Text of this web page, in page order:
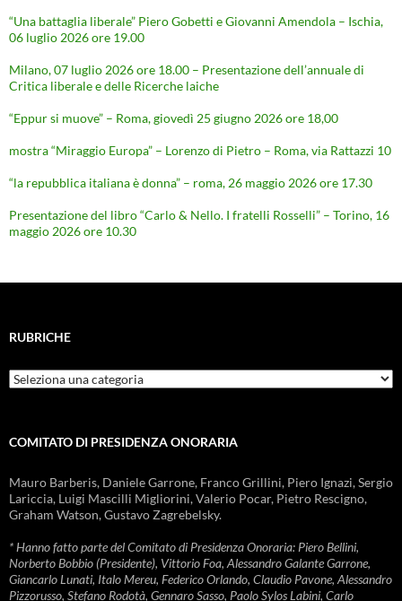
“Una battaglia liberale” Piero Gobetti e Giovanni Amendola – Ischia,
06 luglio 2026 ore 19.00
Milano, 07 luglio 2026 ore 18.00 – Presentazione dell’annuale di
Critica liberale e delle Ricerche laiche
“Eppur si muove” – Roma, giovedì 25 giugno 2026 ore 18,00
mostra “Miraggio Europa” – Lorenzo di Pietro – Roma, via Rattazzi 10
“la repubblica italiana è donna” – roma, 26 maggio 2026 ore 17.30
Presentazione del libro “Carlo & Nello. I fratelli Rosselli” – Torino, 16
maggio 2026 ore 10.30
RUBRICHE
Rubriche
COMITATO DI PRESIDENZA ONORARIA
Mauro Barberis, Daniele Garrone, Franco Grillini, Piero Ignazi, Sergio
Lariccia, Luigi Mascilli Migliorini, Valerio Pocar, Pietro Rescigno,
Graham Watson, Gustavo Zagrebelsky.
* Hanno fatto parte del Comitato di Presidenza Onoraria: Piero Bellini,
Norberto Bobbio (Presidente), Vittorio Foa, Alessandro Galante Garrone,
Giancarlo Lunati, Italo Mereu, Federico Orlando, Claudio Pavone, Alessandro
Pizzorusso, Stefano Rodotà, Gennaro Sasso, Paolo Sylos Labini, Carlo